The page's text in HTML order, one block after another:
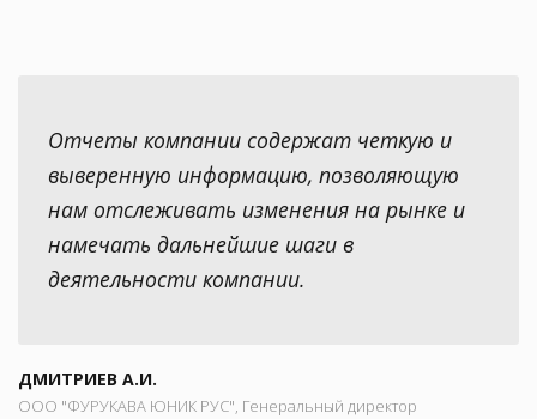
Отчеты компании содержат четкую и
выверенную информацию, позволяющую
нам отслеживать изменения на рынке и
намечать дальнейшие шаги в
деятельности компании.
ДМИТРИЕВ А.И.
ООО "ФУРУКАВА ЮНИК РУС", Генеральный директор